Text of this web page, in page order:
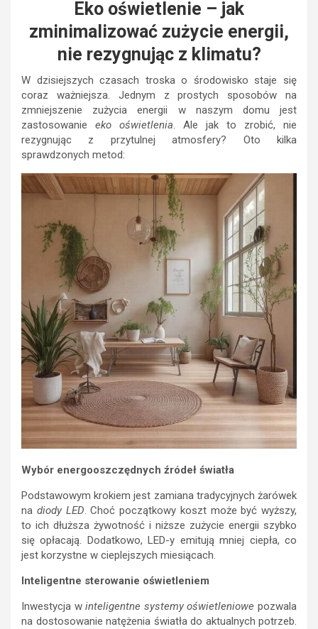
Eko oświetlenie – jak
zminimalizować zużycie energii,
nie rezygnując z klimatu?
W dzisiejszych czasach troska o środowisko staje się
coraz ważniejsza. Jednym z prostych sposobów na
zmniejszenie zużycia energii w naszym domu jest
zastosowanie eko oświetlenia. Ale jak to zrobić, nie
rezygnując z przytulnej atmosfery? Oto kilka
sprawdzonych metod:
Wybór energooszczędnych źródeł światła
Podstawowym krokiem jest zamiana tradycyjnych żarówek
na diody LED. Choć początkowy koszt może być wyższy,
to ich dłuższa żywotność i niższe zużycie energii szybko
się opłacają. Dodatkowo, LED-y emitują mniej ciepła, co
jest korzystne w cieplejszych miesiącach.
Inteligentne sterowanie oświetleniem
Inwestycja winteligentne systemy oświetleniowe pozwala
na dostosowanie natężenia światła do aktualnych potrzeb.